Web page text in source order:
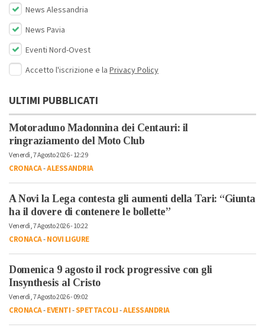
News Alessandria
News Pavia
Eventi Nord-Ovest
Accetto l'iscrizione e la Privacy Policy
ULTIMI PUBBLICATI
Motoraduno Madonnina dei Centauri: il
ringraziamento del Moto Club
Venerdì, 7 Agosto 2026 - 12:29
CRONACA-ALESSANDRIA
A Novi la Lega contesta gli aumenti della Tari: “Giunta
ha il dovere di contenere le bollette”
Venerdì, 7 Agosto 2026 - 10:22
CRONACA-NOVI LIGURE
Domenica 9 agosto il rock progressive con gli
Insynthesis al Cristo
Venerdì, 7 Agosto 2026 - 09:02
CRONACA-EVENTI-SPETTACOLI-ALESSANDRIA